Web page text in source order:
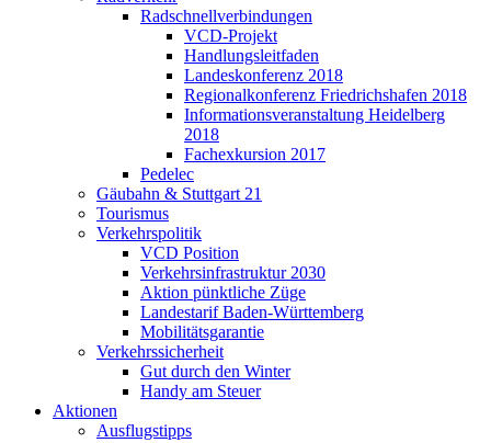
Radschnellverbindungen
VCD-Projekt
Handlungsleitfaden
Landeskonferenz 2018
Regionalkonferenz Friedrichshafen 2018
Informationsveranstaltung Heidelberg
2018
Fachexkursion 2017
Pedelec
Gäubahn & Stuttgart 21
Tourismus
Verkehrspolitik
VCD Position
Verkehrsinfrastruktur 2030
Aktion pünktliche Züge
Landestarif Baden-Württemberg
Mobilitätsgarantie
Verkehrssicherheit
Gut durch den Winter
Handy am Steuer
Aktionen
Ausflugstipps